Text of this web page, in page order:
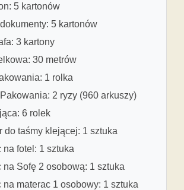
5 kartonów
5 kartonów
3 kartony
30 metrów
1 rolka
2 ryzy (960 arkuszy)
6 rolek
do taśmy klejącej: 1 sztuka
na fotel: 1 sztuka
na Sofę 2 osobową: 1 sztuka
na materac 1 osobowy: 1 sztuka